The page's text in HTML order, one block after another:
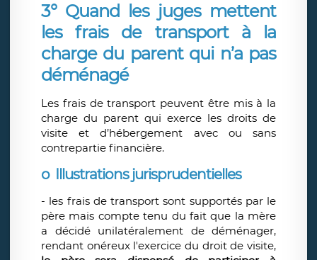
3° Quand les juges mettent
les frais de transport à la
charge du parent qui n’a pas
déménagé
Les frais de transport peuvent être mis à la
charge du parent qui exerce les droits de
visite et d’hébergement avec ou sans
contrepartie financière.
o Illustrations jurisprudentielles
- les frais de transport sont supportés par le
père mais compte tenu du fait que la mère
a décidé unilatéralement de déménager,
rendant onéreux l'exercice du droit de visite,